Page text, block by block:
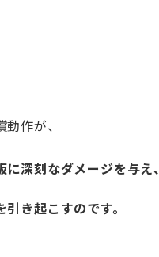
作が、
深刻なダメージを与え、
き起こすのです。